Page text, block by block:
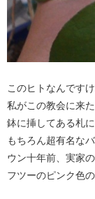
このヒトなんです
私がこの教会に来
鉢に挿してある札
もちろん超有名な
ウン十年前、実家
フツーのピンク色